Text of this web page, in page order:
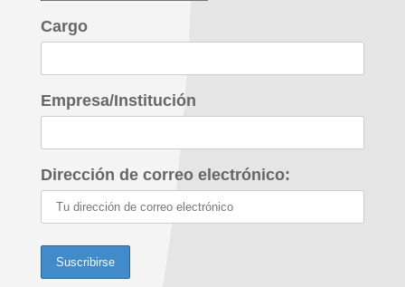
Cargo
Empresa/Institución
Dirección de correo electrónico: